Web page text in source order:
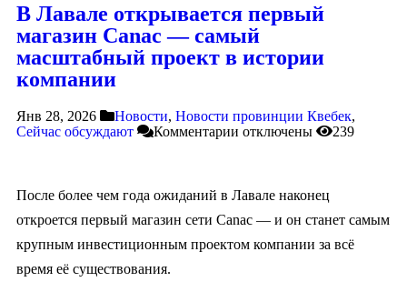
В Лавале открывается первый
магазин Canac — самый
масштабный проект в истории
компании
Янв 28, 2026 Новости, Новости провинции Квебек,
Сейчас обсуждают
Комментарии отключены 239
После более чем года ожиданий в Лавале наконец
откроется первый магазин сети Canac — и он станет самым
крупным инвестиционным проектом компании за всё
время её существования.